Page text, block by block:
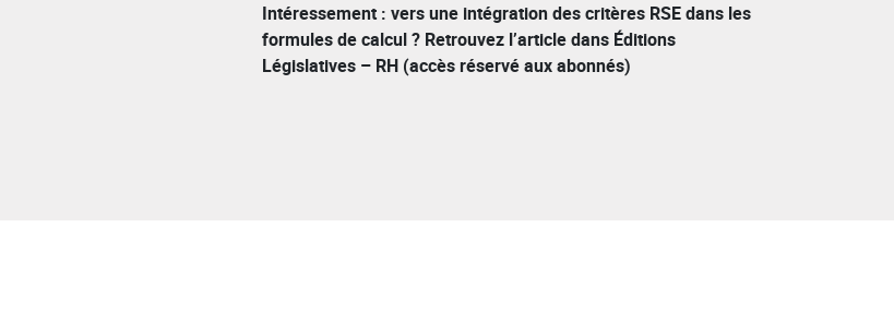
Intéressement : vers une intégration des critères RSE dans les
formules de calcul ? Retrouvez l’article dans Éditions
Législatives – RH (accès réservé aux abonnés)